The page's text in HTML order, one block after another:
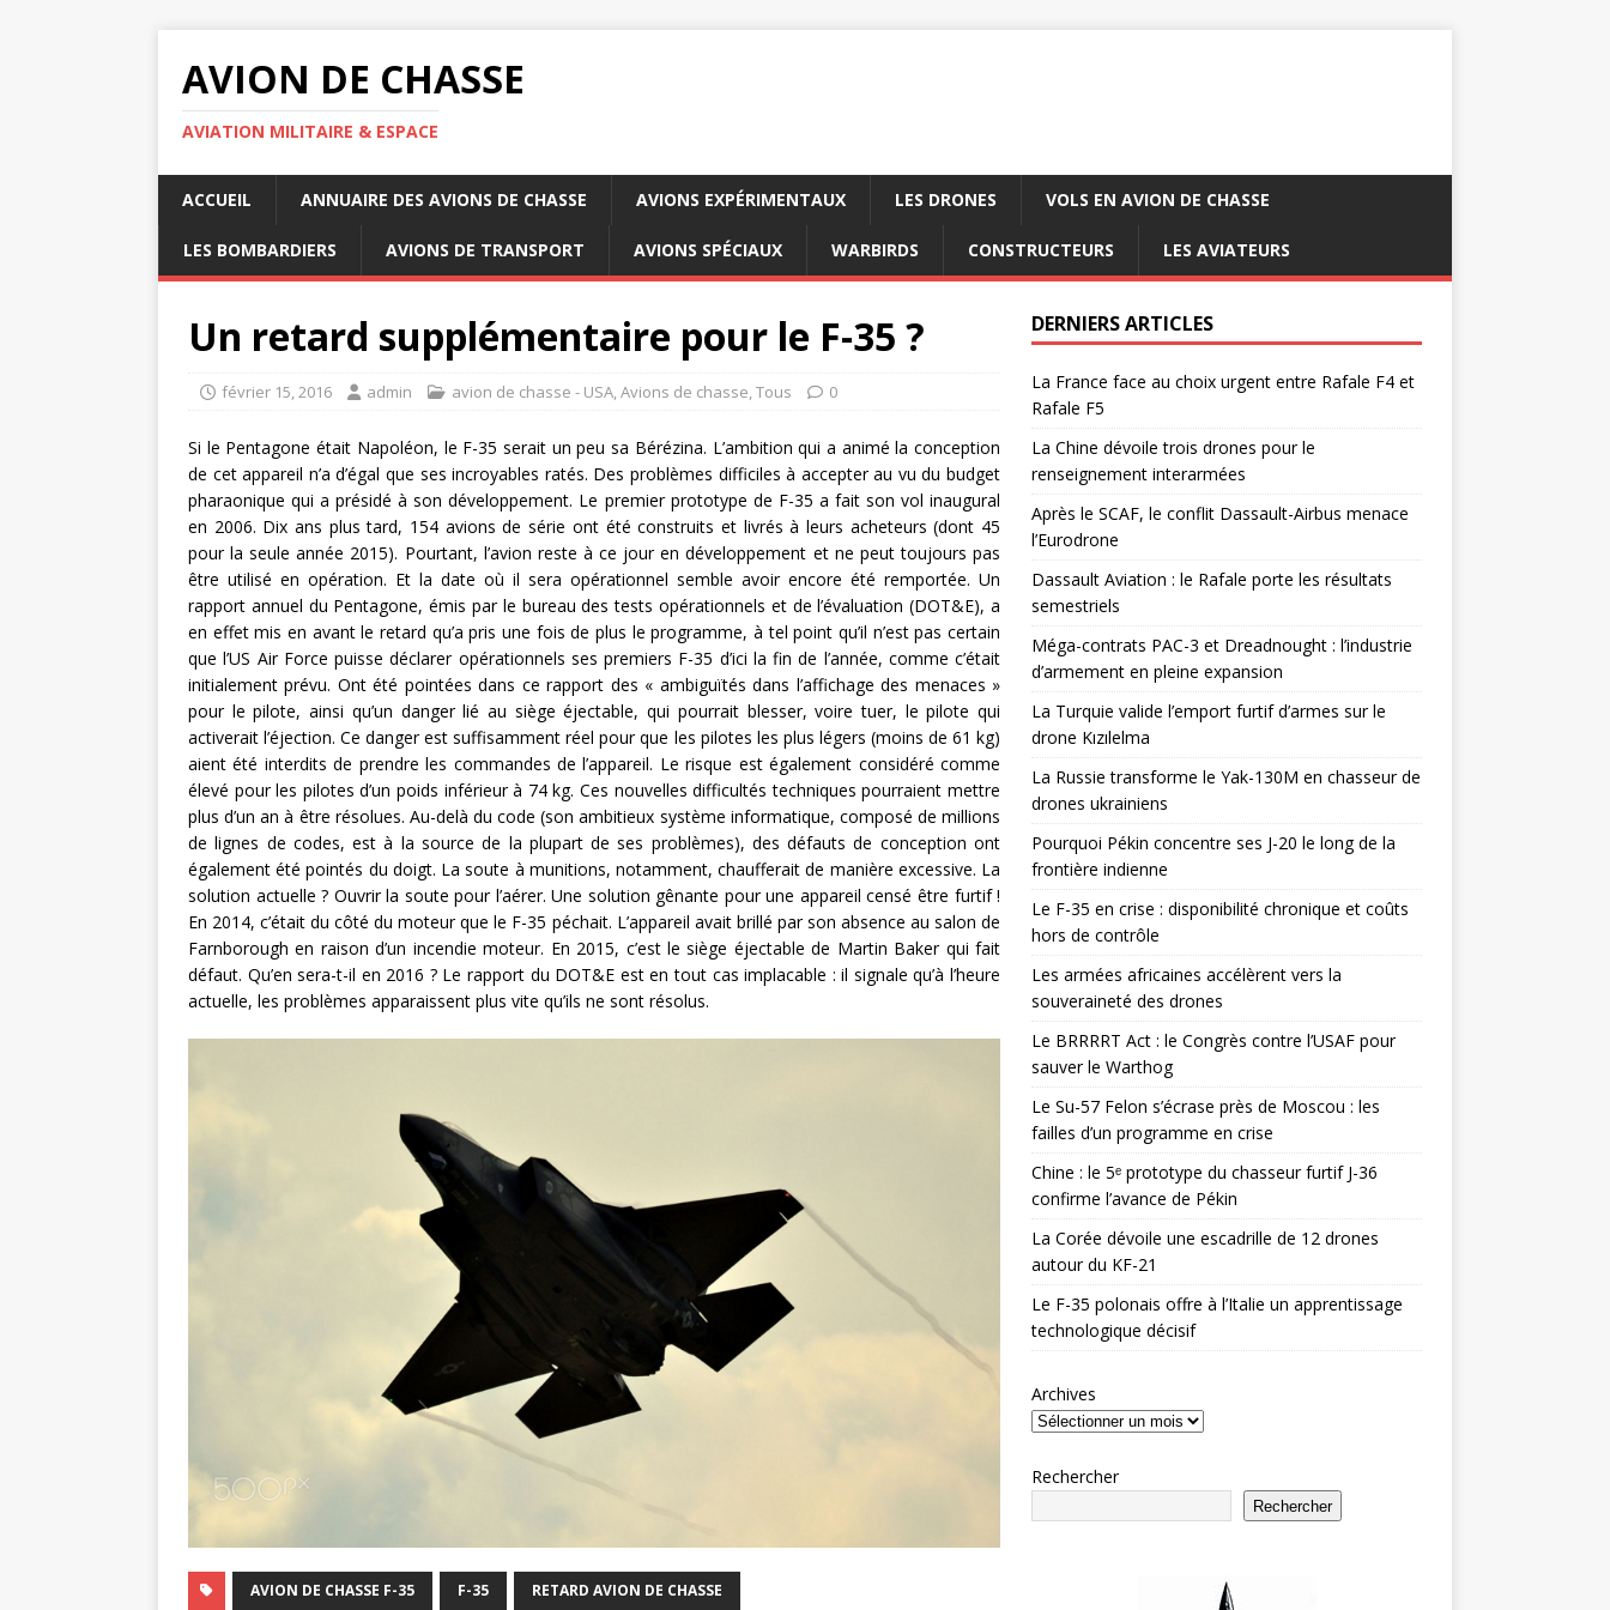
AVION DE CHASSE
AVIATION MILITAIRE & ESPACE
ACCUEIL ANNUAIRE DES AVIONS DE CHASSE AVIONS EXPÉRIMENTAUX LES DRONES VOLS EN AVION DE CHASSE
LES BOMBARDIERS AVIONS DE TRANSPORT AVIONS SPÉCIAUX WARBIRDS CONSTRUCTEURS LES AVIATEURS
Un retard supplémentaire pour le F-35 ?
février 15, 2016 admin avion de chasse - USA,Avions de chasse,Tous 0
Si le Pentagone était Napoléon, le F-35 serait un peu sa Bérézina. L’ambition qui a animé la conception
de cet appareil n’a d’égal que ses incroyables ratés. Des problèmes difficiles à accepter au vu du budget
pharaonique qui a présidé à son développement. Le premier prototype de F-35 a fait son vol inaugural
en 2006. Dix ans plus tard, 154 avions de série ont été construits et livrés à leurs acheteurs (dont 45
pour la seule année 2015). Pourtant, l’avion reste à ce jour en développement et ne peut toujours pas
être utilisé en opération. Et la date où il sera opérationnel semble avoir encore été remportée. Un
rapport annuel du Pentagone, émis par le bureau des tests opérationnels et de l’évaluation (DOT&E), a
en effet mis en avant le retard qu’a pris une fois de plus le programme, à tel point qu’il n’est pas certain
que l’US Air Force puisse déclarer opérationnels ses premiers F-35 d’ici la fin de l’année, comme c’était
initialement prévu. Ont été pointées dans ce rapport des « ambiguïtés dans l’affichage des menaces »
pour le pilote, ainsi qu’un danger lié au siège éjectable, qui pourrait blesser, voire tuer, le pilote qui
activerait l’éjection. Ce danger est suffisamment réel pour que les pilotes les plus légers (moins de 61 kg)
aient été interdits de prendre les commandes de l’appareil. Le risque est également considéré comme
élevé pour les pilotes d’un poids inférieur à 74 kg. Ces nouvelles difficultés techniques pourraient mettre
plus d’un an à être résolues. Au-delà du code (son ambitieux système informatique, composé de millions
de lignes de codes, est à la source de la plupart de ses problèmes), des défauts de conception ont
également été pointés du doigt. La soute à munitions, notamment, chaufferait de manière excessive. La
solution actuelle ? Ouvrir la soute pour l’aérer. Une solution gênante pour une appareil censé être furtif !
En 2014, c’était du côté du moteur que le F-35 péchait. L’appareil avait brillé par son absence au salon de
Farnborough en raison d’un incendie moteur. En 2015, c’est le siège éjectable de Martin Baker qui fait
défaut. Qu’en sera-t-il en 2016 ? Le rapport du DOT&E est en tout cas implacable : il signale qu’à l’heure
actuelle, les problèmes apparaissent plus vite qu’ils ne sont résolus.
AVION DE CHASSE F-35 F-35 RETARD AVION DE CHASSE
DERNIERS ARTICLES
La France face au choix urgent entre Rafale F4 et
Rafale F5
La Chine dévoile trois drones pour le
renseignement interarmées
Après le SCAF, le conflit Dassault-Airbus menace
l’Eurodrone
Dassault Aviation : le Rafale porte les résultats
semestriels
Méga-contrats PAC-3 et Dreadnought : l’industrie
d’armement en pleine expansion
La Turquie valide l’emport furtif d’armes sur le
drone Kızılelma
La Russie transforme le Yak-130M en chasseur de
drones ukrainiens
Pourquoi Pékin concentre ses J-20 le long de la
frontière indienne
Le F-35 en crise : disponibilité chronique et coûts
hors de contrôle
Les armées africaines accélèrent vers la
souveraineté des drones
Le BRRRRT Act : le Congrès contre l’USAF pour
sauver le Warthog
Le Su-57 Felon s’écrase près de Moscou : les
failles d’un programme en crise
Chine : le 5ᵉ prototype du chasseur furtif J-36
confirme l’avance de Pékin
La Corée dévoile une escadrille de 12 drones
autour du KF-21
Le F-35 polonais offre à l’Italie un apprentissage
technologique décisif
Archives
Rechercher
Rechercher